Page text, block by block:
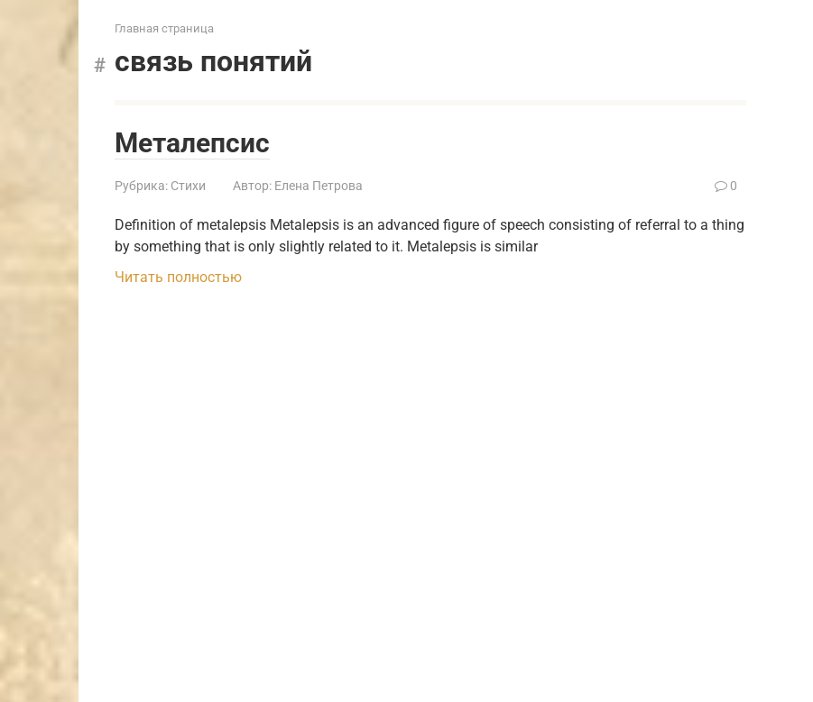
Главная страница
связь понятий
Металепсис
Рубрика: Стихи Автор: Елена Петрова 0
Definition of metalepsis Metalepsis is an advanced figure of speech consisting of referral to a thing
by something that is only slightly related to it. Metalepsis is similar
Читать полностью